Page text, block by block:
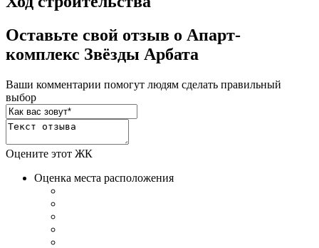
Оставьте свой отзыв о Апарт-
комплекс Звёзды Арбата
Ваши комментарии помогут людям сделать правильный
выбор
Оцените этот ЖК
Оценка места расположения